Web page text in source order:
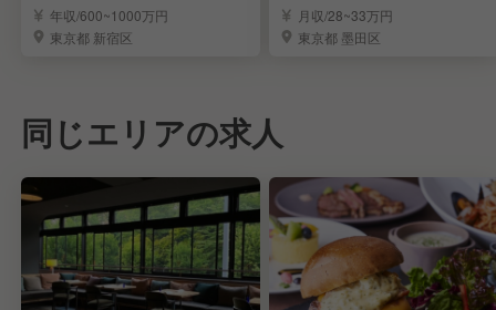
を募集☆
年収/600~1000万円
東京都 新宿区
ー候補／錦糸町駅
月収/28~33万円
東京都 墨田区
同じエリアの求人